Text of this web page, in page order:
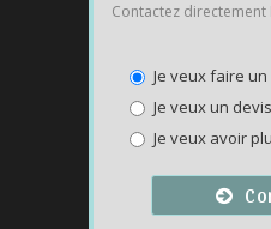
Contactez directement
Je veux faire un
Je veux un
Je veux avoir